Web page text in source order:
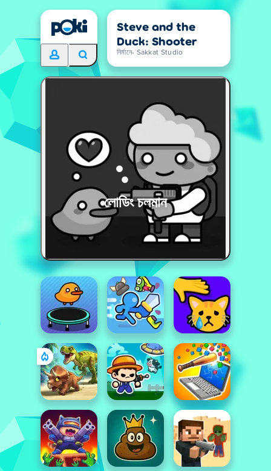
Steve and the
Duck: Shooter
নির্মানে- Sakkat Studio
লোডিং চলমান